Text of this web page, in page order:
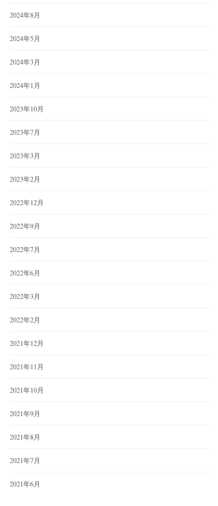
2024年8月
2024年5月
2024年3月
2024年1月
2023年10月
2023年7月
2023年3月
2023年2月
2022年12月
2022年9月
2022年7月
2022年6月
2022年3月
2022年2月
2021年12月
2021年11月
2021年10月
2021年9月
2021年8月
2021年7月
2021年6月